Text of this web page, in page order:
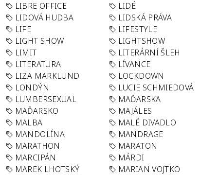
LIBRE OFFICE
LIDÉ
LIDOVÁ HUDBA
LIDSKÁ PRÁVA
LIFE
LIFESTYLE
LIGHT SHOW
LIGHTSHOW
LIMIT
LITERÁRNÍ ŠLEH
LITERATURA
LÍVANCE
LIZA MARKLUND
LOCKDOWN
LONDÝN
LUCIE SCHMIEDOVÁ
LUMBERSEXUAL
MAĎARSKA
MAĎARSKO
MAJÁLES
MALBA
MALÉ DIVADLO
MANDOLÍNA
MANDRAGE
MARATHON
MARATON
MARCIPÁN
MÁRDI
MAREK LHOTSKÝ
MARIAN VOJTKO